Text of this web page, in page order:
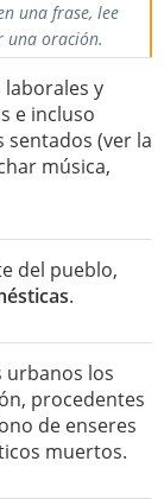
una frase, lee
una oración.
laborales y
e incluso
sentados (ver la
música,
del pueblo,
.
urbanos los
procedentes
de enseres
muertos.